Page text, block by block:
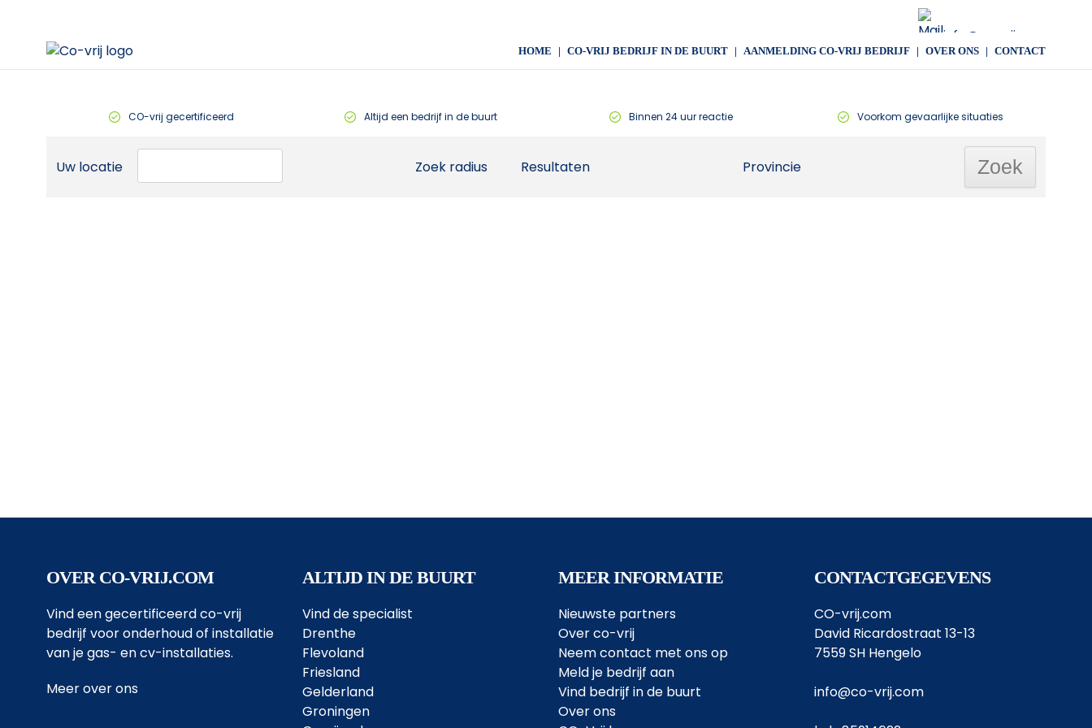
info@co-vrij.com
HOME CO-VRIJ BEDRIJF IN DE BUURT AANMELDING CO-VRIJ BEDRIJF OVER ONS CONTACT
CO-vrij gecertificeerd Altijd een bedrijf in de buurt Binnen 24 uur reactie Voorkom gevaarlijke situaties
Uw locatie Zoek radius Resultaten Provincie
OVER CO-VRIJ.COM
Vind een gecertificeerd co-vrij
bedrijf voor onderhoud of installatie
van je gas- en cv-installaties.
Meer over ons
ALTIJD IN DE BUURT
Vind de specialist
Drenthe
Flevoland
Friesland
Gelderland
Groningen
MEER INFORMATIE
Nieuwste partners
Over co-vrij
Neem contact met ons op
Meld je bedrijf aan
Vind bedrijf in de buurt
Over ons
CONTACTGEGEVENS
CO-vrij.com
David Ricardostraat 13-13
7559 SH Hengelo
info@co-vrij.com